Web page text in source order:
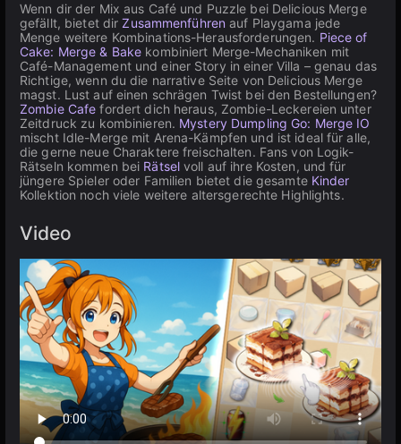
Wenn dir der Mix aus Café und Puzzle bei Delicious Merge
gefällt, bietet dirZusammenführen auf Playgama jede
Menge weitere Kombinations-Herausforderungen. Piece of
Cake: Merge & Bake kombiniert Merge-Mechaniken mit
Café-Management und einer Story in einer Villa – genau das
Richtige, wenn du die narrative Seite von Delicious Merge
magst. Lust auf einen schrägen Twist bei den Bestellungen?
Zombie Cafe fordert dich heraus, Zombie-Leckereien unter
Zeitdruck zu kombinieren. Mystery Dumpling Go: Merge IO
mischt Idle-Merge mit Arena-Kämpfen und ist ideal für alle,
die gerne neue Charaktere freischalten. Fans von Logik-
Rätseln kommen bei Rätsel voll auf ihre Kosten, und für
jüngere Spieler oder Familien bietet die gesamte Kinder
Kollektion noch viele weitere altersgerechte Highlights.
Video